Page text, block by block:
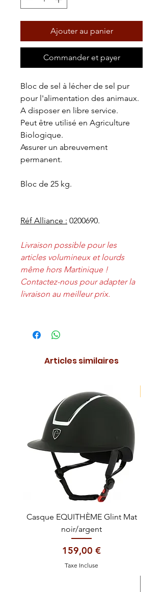
Ajouter au panier
Commander et payer
Bloc de sel à lécher de sel pur
pour l'alimentation des animaux.
A disposer en libre service.
Peut être utilisé en Agriculture
Biologique.
Assurer un abreuvement
permanent.
Bloc de 25 kg.
Réf Alliance : 0200690.
Livraison possible pour les
articles volumineux et lourds
même hors Martinique !
Contactez-nous pour adapter la
livraison au meilleur prix.
Articles similaires
Casque EQUITHÈME Glint Mat
noir/argent
Prix
159,00 €
Taxe Incluse